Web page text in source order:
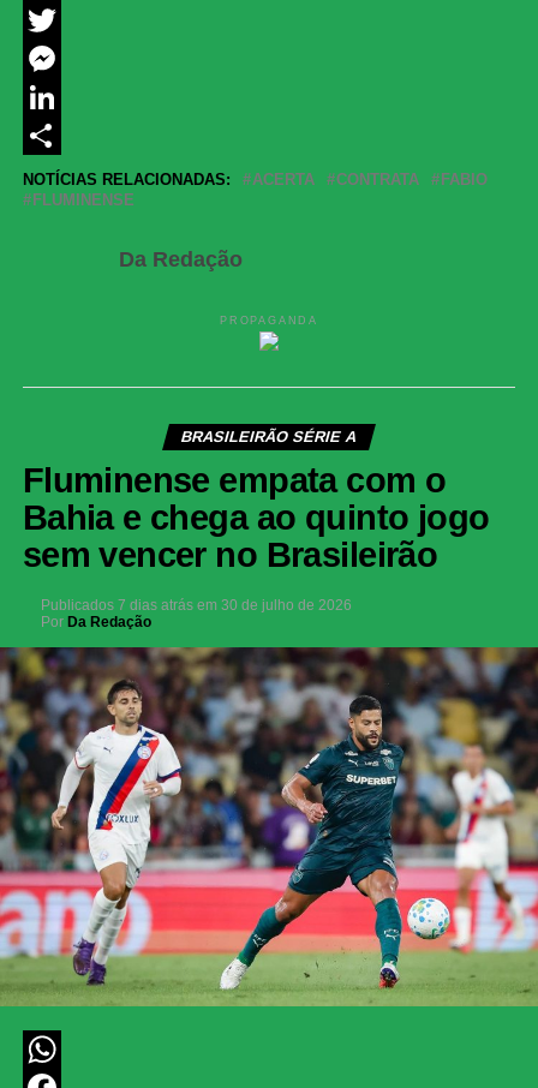
Facebook
Twitter
Messenger
LinkedIn
Share
NOTÍCIAS RELACIONADAS: ACERTA CONTRATA
FABIO
FLUMINENSE
Da Redação
PROPAGANDA
BRASILEIRÃO SÉRIE A
Fluminense empata com o
Bahia e chega ao quinto jogo
sem vencer no Brasileirão
Publicados 7 dias atrás em 30 de julho de 2026
Por Da Redação